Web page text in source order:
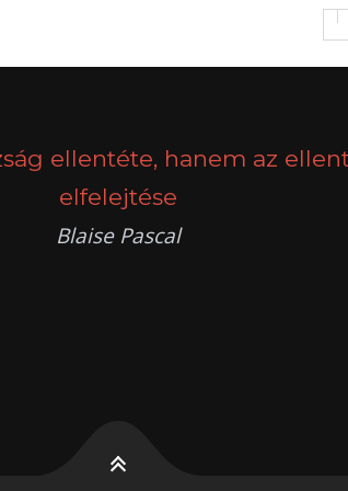
ellentéte, hanem az
elfelejtése
Blaise Pascal